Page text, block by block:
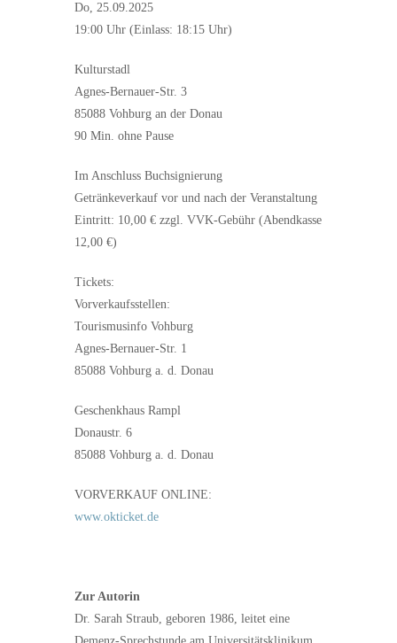
Do, 25.09.2025
19:00 Uhr (Einlass: 18:15 Uhr)
Kulturstadl
Agnes-Bernauer-Str. 3
85088 Vohburg an der Donau
90 Min. ohne Pause
Im Anschluss Buchsignierung
Getränkeverkauf vor und nach der Veranstaltung
Eintritt: 10,00 € zzgl. VVK-Gebühr (Abendkasse
12,00 €)
Tickets:
Vorverkaufsstellen:
Tourismusinfo Vohburg
Agnes-Bernauer-Str. 1
85088 Vohburg a. d. Donau
Geschenkhaus Rampl
Donaustr. 6
85088 Vohburg a. d. Donau
VORVERKAUF ONLINE:
www.okticket.de
Zur Autorin
Dr. Sarah Straub, geboren 1986, leitet eine